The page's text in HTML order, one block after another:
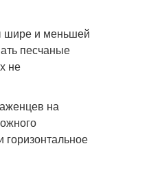
шире и меньшей
песчаные
не
на